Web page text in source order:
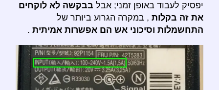
יפסיק לעבוד באופן זמני; אבל בבקשה לא לוקחים
את זה בקלות , במקרה הגרוע ביותר של
התחשמלות וסיכוני אש הם אפשרות אמיתית .